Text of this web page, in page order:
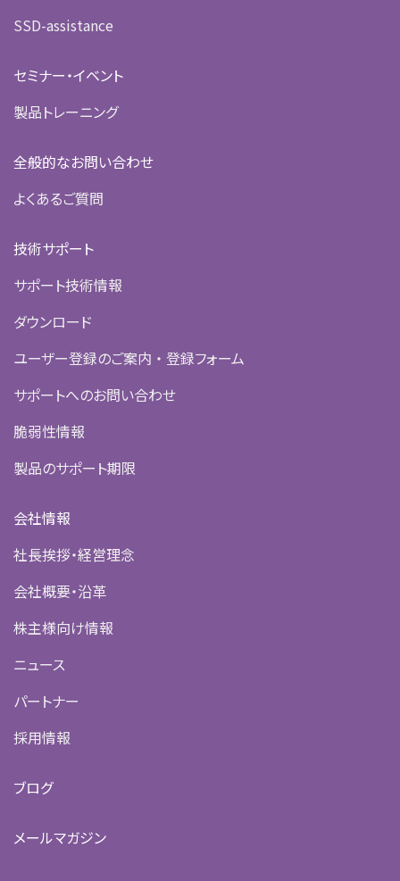
SSD-assistance
セミナー・イベント
製品トレーニング
全般的なお問い合わせ
よくあるご質問
技術サポート
サポート技術情報
ダウンロード
ユーザー登録のご案内 ・ 登録フォーム
サポートへのお問い合わせ
脆弱性情報
製品のサポート期限
会社情報
社長挨拶・経営理念
会社概要・沿革
株主様向け情報
ニュース
パートナー
採用情報
ブログ
メールマガジン